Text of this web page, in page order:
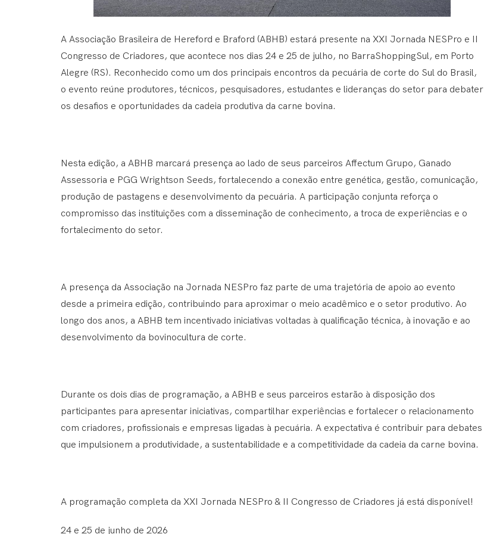
A Associação Brasileira de Hereford e Braford (ABHB) estará presente na XXI Jornada NESPro e II
Congresso de Criadores, que acontece nos dias 24 e 25 de julho, no BarraShoppingSul, em Porto
Alegre (RS). Reconhecido como um dos principais encontros da pecuária de corte do Sul do Brasil,
o evento reúne produtores, técnicos, pesquisadores, estudantes e lideranças do setor para debater
os desafios e oportunidades da cadeia produtiva da carne bovina.
Nesta edição, a ABHB marcará presença ao lado de seus parceiros Affectum Grupo, Ganado
Assessoria e PGG Wrightson Seeds, fortalecendo a conexão entre genética, gestão, comunicação,
produção de pastagens e desenvolvimento da pecuária. A participação conjunta reforça o
compromisso das instituições com a disseminação de conhecimento, a troca de experiências e o
fortalecimento do setor.
A presença da Associação na Jornada NESPro faz parte de uma trajetória de apoio ao evento
desde a primeira edição, contribuindo para aproximar o meio acadêmico e o setor produtivo. Ao
longo dos anos, a ABHB tem incentivado iniciativas voltadas à qualificação técnica, à inovação e ao
desenvolvimento da bovinocultura de corte.
Durante os dois dias de programação, a ABHB e seus parceiros estarão à disposição dos
participantes para apresentar iniciativas, compartilhar experiências e fortalecer o relacionamento
com criadores, profissionais e empresas ligadas à pecuária. A expectativa é contribuir para debates
que impulsionem a produtividade, a sustentabilidade e a competitividade da cadeia da carne bovina.
A programação completa da XXI Jornada NESPro & II Congresso de Criadores já está disponível!
24 e 25 de junho de 2026